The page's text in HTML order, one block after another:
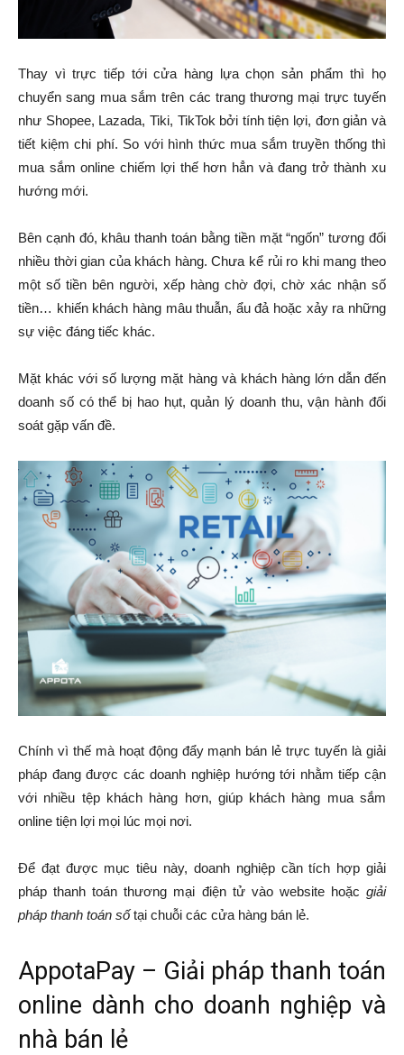
Thay vì trực tiếp tới cửa hàng lựa chọn sản phẩm thì họ
chuyển sang mua sắm trên các trang thương mại trực tuyến
như Shopee, Lazada, Tiki, TikTok bởi tính tiện lợi, đơn giản và
tiết kiệm chi phí. So với hình thức mua sắm truyền thống thì
mua sắm online chiếm lợi thế hơn hẳn và đang trở thành xu
hướng mới.
Bên cạnh đó, khâu thanh toán bằng tiền mặt “ngốn” tương đối
nhiều thời gian của khách hàng. Chưa kể rủi ro khi mang theo
một số tiền bên người, xếp hàng chờ đợi, chờ xác nhận số
tiền… khiến khách hàng mâu thuẫn, ẩu đả hoặc xảy ra những
sự việc đáng tiếc khác.
Mặt khác với số lượng mặt hàng và khách hàng lớn dẫn đến
doanh số có thể bị hao hụt, quản lý doanh thu, vận hành đối
soát gặp vấn đề.
Chính vì thế mà hoạt động đẩy mạnh bán lẻ trực tuyến là giải
pháp đang được các doanh nghiệp hướng tới nhằm tiếp cận
với nhiều tệp khách hàng hơn, giúp khách hàng mua sắm
online tiện lợi mọi lúc mọi nơi.
Để đạt được mục tiêu này, doanh nghiệp cần tích hợp giải
pháp thanh toán thương mại điện tử vào website hoặc giải
pháp thanh toán sốtại chuỗi các cửa hàng bán lẻ.
AppotaPay – Giải pháp thanh toán
online dành cho doanh nghiệp và
nhà bán lẻ